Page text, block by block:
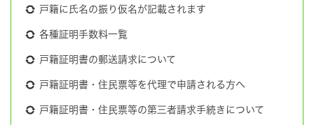
戸籍に氏名の振り仮名が記載されます
各種証明手数料一覧
戸籍証明書の郵送請求について
戸籍証明書・住民票等を代理で申請される方へ
戸籍証明書・住民票等の第三者請求手続きについて